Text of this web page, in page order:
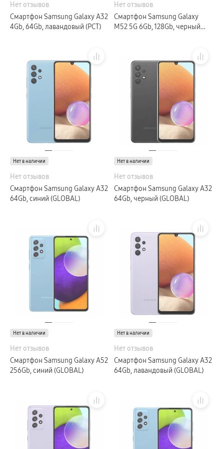
сплит
Уценка
Нет отзывов
Смартфон Samsung Galaxy A32
4Gb, 64Gb, лавандовый (РСТ)
Нет отзывов
Смартфон Samsung Galaxy
M52 5G 6Gb, 128Gb, черный
Нет в наличии
Нет отзывов
Смартфон Samsung Galaxy A32
64Gb, синий (GLOBAL)
Нет в наличии
Нет отзывов
Смартфон Samsung Galaxy A32
64Gb, черный (GLOBAL)
Нет в наличии
Нет отзывов
Смартфон Samsung Galaxy A52
256Gb, синий (GLOBAL)
Нет в наличии
Нет отзывов
Смартфон Samsung Galaxy A32
64Gb, лавандовый (GLOBAL)